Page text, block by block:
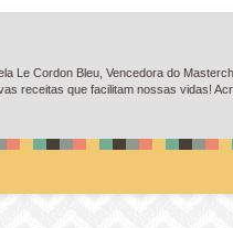
Le Cordon Bleu, Vencedora do
receitas que facilitam nossas vidas!